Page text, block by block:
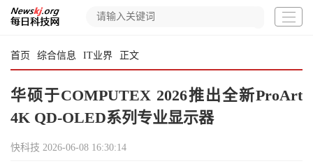
首页 综合信息 IT业界 正文
华硕于COMPUTEX 2026推出全新ProArt
4K QD-OLED系列专业显示器
快科技 2026-06-08 16:30:14